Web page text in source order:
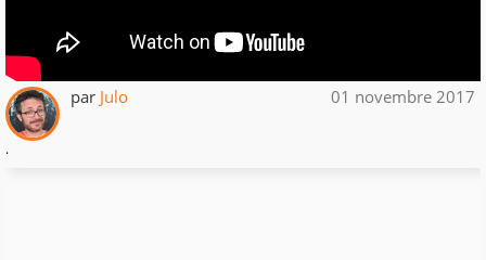
par Julo 01 novembre 2017
.